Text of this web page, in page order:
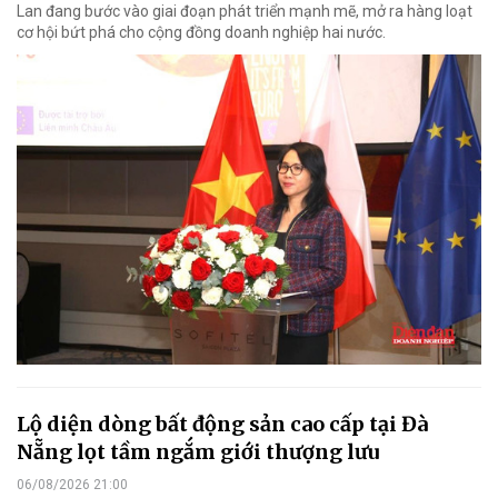
Lan đang bước vào giai đoạn phát triển mạnh mẽ, mở ra hàng loạt
cơ hội bứt phá cho cộng đồng doanh nghiệp hai nước.
Lộ diện dòng bất động sản cao cấp tại Đà
Nẵng lọt tầm ngắm giới thượng lưu
06/08/2026 21:00